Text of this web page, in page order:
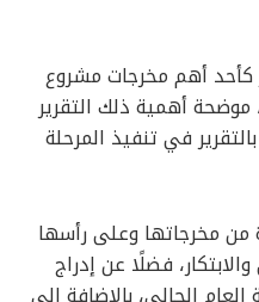
كأحد أهم مخرجات مشروع
موضحة أهمية ذلك التقرير
في تنفيذ المرحلة
من مخرجاتها وعلى رأسها
فضلًا عن إدراج